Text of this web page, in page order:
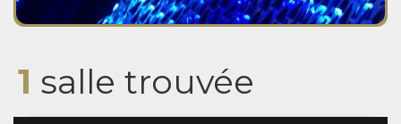
1 salle trouvée